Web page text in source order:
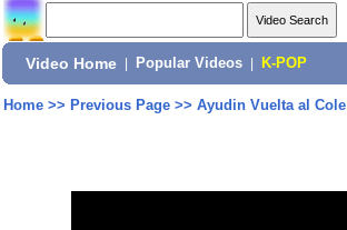
Video Home Popular Videos K-POP
Home>> Previous Page>> Ayudin Vuelta al Cole